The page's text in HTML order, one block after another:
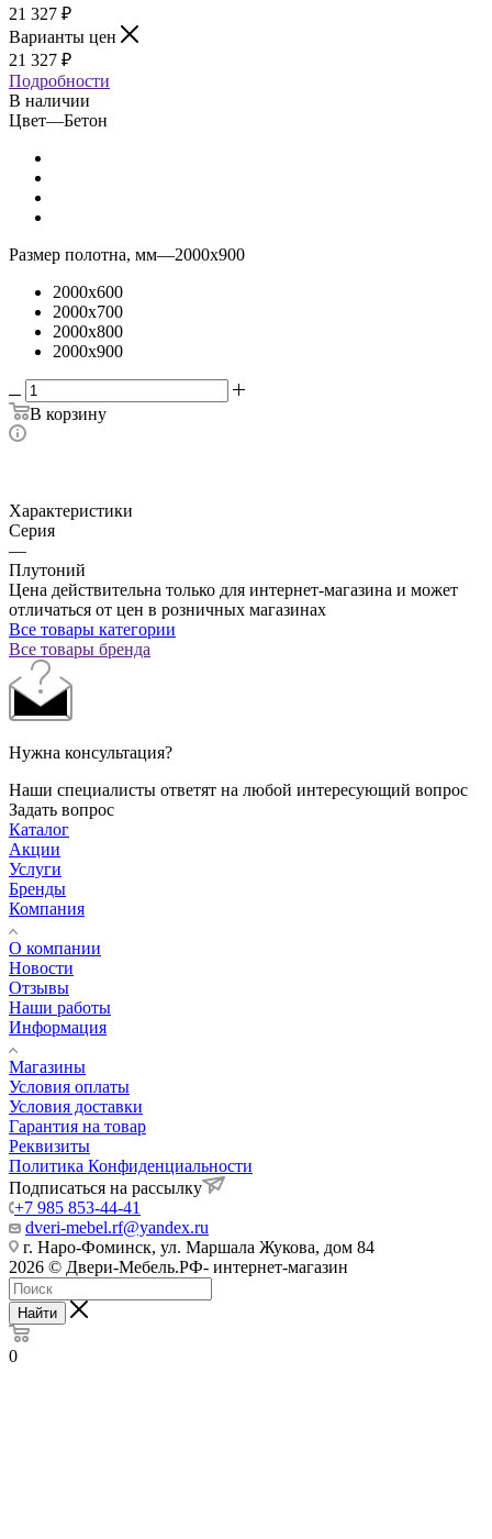
21 327 ₽
Варианты цен
21 327 ₽
Подробности
В наличии
Цвет—Бетон
Размер полотна, мм—2000x900
2000x600
2000x700
2000x800
2000x900
В корзину
Характеристики
Серия
—
Плутоний
Цена действительна только для интернет-магазина и может
отличаться от цен в розничных магазинах
Все товары категории
Все товары бренда
Нужна консультация?
Наши специалисты ответят на любой интересующий вопрос
Задать вопрос
Каталог
Акции
Услуги
Бренды
Компания
О компании
Новости
Отзывы
Наши работы
Информация
Магазины
Условия оплаты
Условия доставки
Гарантия на товар
Реквизиты
Политика Конфиденциальности
Подписаться на рассылку
+7 985 853-44-41
dveri-mebel.rf@yandex.ru
г. Наро-Фоминск, ул. Маршала Жукова, дом 84
2026 © Двери-Мебель.РФ- интернет-магазин
Найти
0